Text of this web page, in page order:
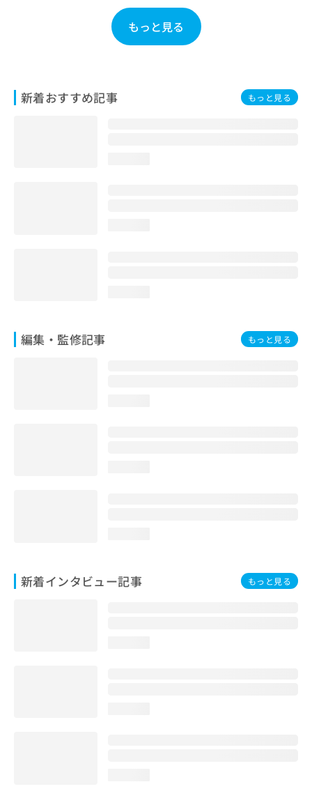
もっと見る
新着おすすめ記事 もっと見る
編集・監修記事 もっと見る
新着インタビュー記事 もっと見る
は
こ